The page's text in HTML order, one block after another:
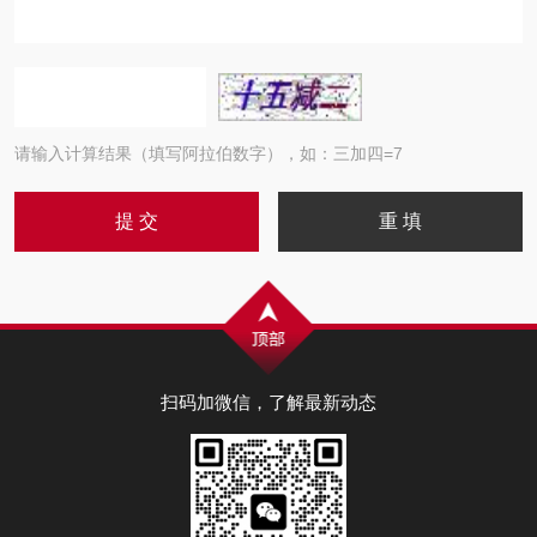
请输入计算结果（填写阿拉伯数字），如：三加四=7
扫码加微信，了解最新动态